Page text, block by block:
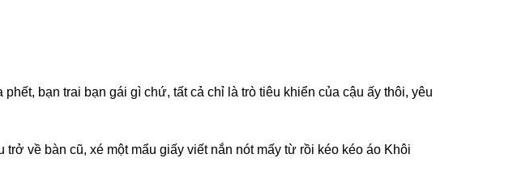
bạn trai bạn gái gì chứ, tất cả chỉ là trò tiêu khiển của cậu ấy thôi, yêu
về bàn cũ, xé một mẩu giấy viết nắn nót mấy từ rồi kéo kéo áo Khôi